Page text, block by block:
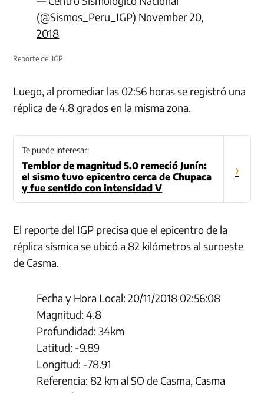
(@Sismos_Peru_IGP) November 20,
2018
Reporte del IGP
Luego, al promediar las 02:56 horas se registró una
réplica de 4.8 grados en la misma zona.
Te puede interesar:
Temblor de magnitud 5.0 remeció Junín:
el sismo tuvo epicentro cerca de Chupaca
y fue sentido con intensidad V
›
El reporte del IGP precisa que el epicentro de la
réplica sísmica se ubicó a 82 kilómetros al suroeste
de Casma.
Fecha y Hora Local: 20/11/2018 02:56:08
Magnitud: 4.8
Profundidad: 34km
Latitud: -9.89
Longitud: -78.91
Referencia: 82 km al SO de Casma, Casma